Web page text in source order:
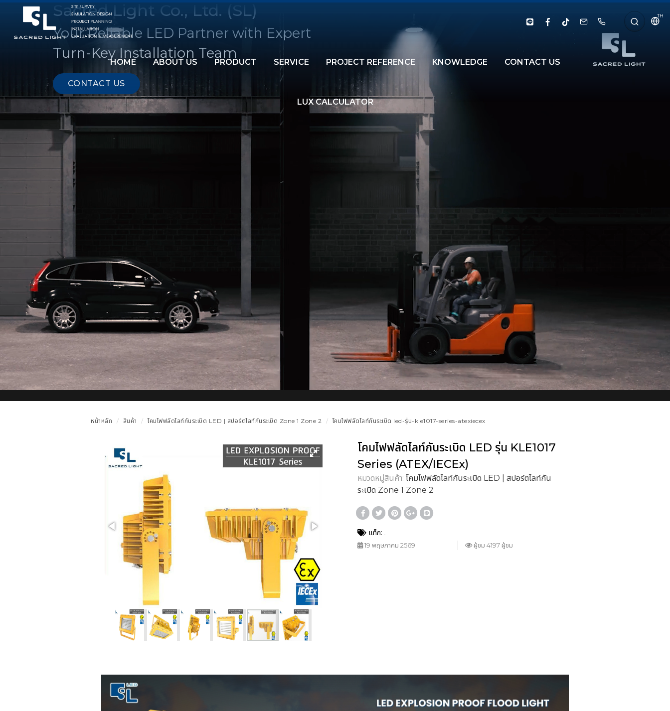
TH
HOME ABOUT US PRODUCT SERVICE PROJECT REFERENCE KNOWLEDGE CONTACT US
LUX CALCULATOR
Sacred Light Co., Ltd. (SL)
Your Reliable LED Partner with Expert
Turn-Key Installation Team
CONTACT US
หน้าหลัก สินค้า โคมไฟฟลัดไลท์กันระเบิด LED | สปอร์ตไลท์กันระเบิด Zone 1 Zone 2 โคมไฟฟลัดไลท์กันระเบิด led-รุ่น-kle1017-series-atexiecex
โคมไฟฟลัดไลท์กันระเบิด LED รุ่น KLE1017
Series (ATEX/IECEx)
หมวดหมู่สินค้า: โคมไฟฟลัดไลท์กันระเบิด LED | สปอร์ตไลท์กัน
ระเบิด Zone 1 Zone 2
แท็ก:
19 พฤษภาคม 2569 ผู้ชม 4197 ผู้ชม